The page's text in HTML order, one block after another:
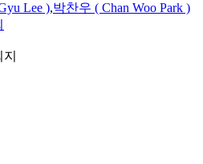
Lee ),박찬우 ( Chan Woo Park )